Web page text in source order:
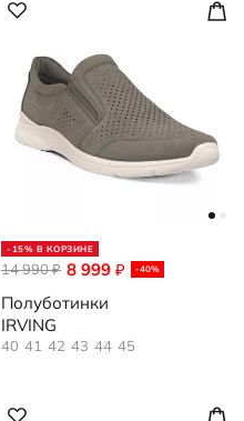
-15% В КОРЗИНЕ
8 999 ₽ -40%
14 990₽
Полуботинки
IRVING
40 41 42 43 44 45